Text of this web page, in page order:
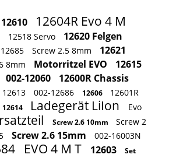
12610 12604R Evo 4 M
12518 Servo
12620 Felgen
Screw 2.5 8mm 12621
8mm Motorritzel EVO 12615
002-12060
12600R Chassis
12613 002-12686 12606
12601R
12614 Ladegerät LiIon
Evo
Screw 2.6 10mm
Screw 2
Screw 2.6 15mm
002-16003N
EVO 4 M T 12603
Set